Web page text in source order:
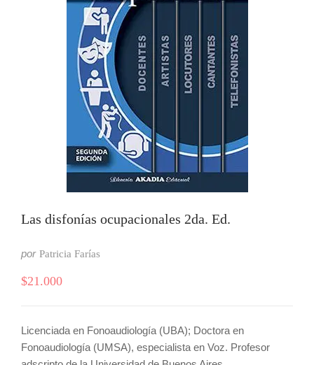
Las disfonías ocupacionales 2da. Ed.
por Patricia Farías
$21.000
Licenciada en Fonoaudiología (UBA); Doctora en
Fonoaudiología (UMSA), especialista en Voz. Profesor